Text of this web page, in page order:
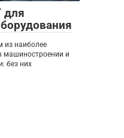
для
из наиболее
машиностроении и
без них